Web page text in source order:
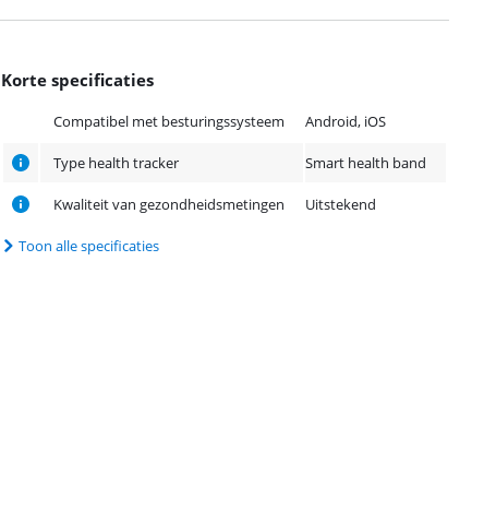
Korte specificaties
Compatibel met besturingssysteem Android, iOS
Type health tracker Smart health band
Kwaliteit van gezondheidsmetingen Uitstekend
Toon alle specificaties